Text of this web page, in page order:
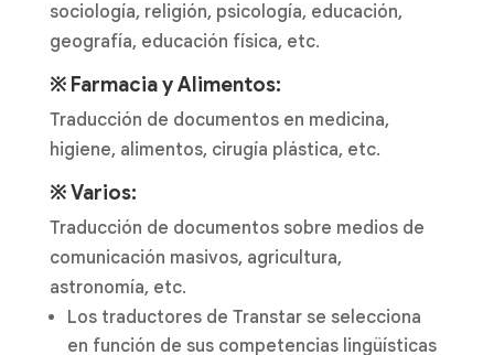
sociología, religión, psicología, educación,
geografía, educación física, etc.
※ Farmacia y Alimentos:
Traducción de documentos en medicina,
higiene, alimentos, cirugía plástica, etc.
※ Varios:
Traducción de documentos sobre medios de
comunicación masivos, agricultura,
astronomía, etc.
Los traductores de Transtar se selecciona
en función de sus competencias lingüísticas